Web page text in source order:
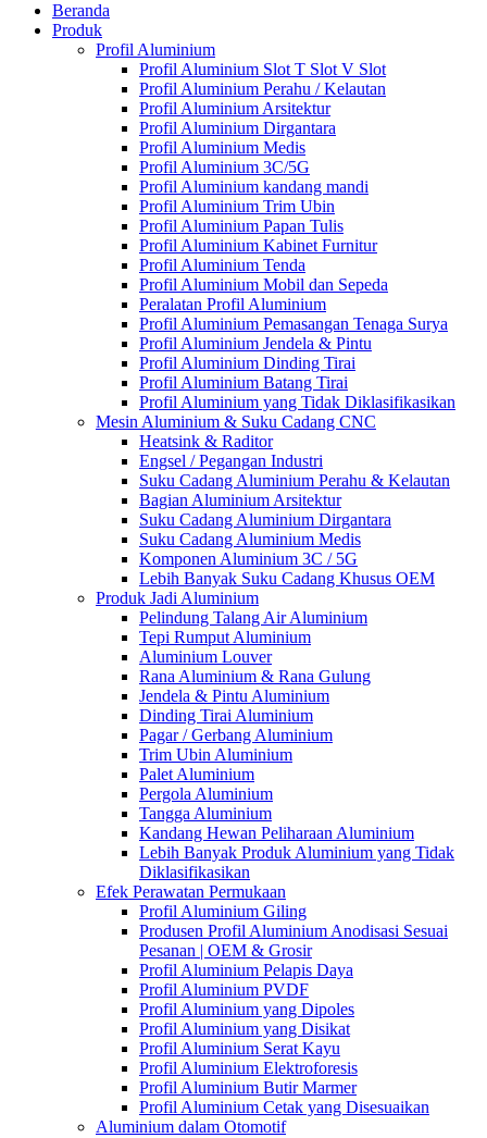
Beranda
Produk
Profil Aluminium
Profil Aluminium Slot T Slot V Slot
Profil Aluminium Perahu / Kelautan
Profil Aluminium Arsitektur
Profil Aluminium Dirgantara
Profil Aluminium Medis
Profil Aluminium 3C/5G
Profil Aluminium kandang mandi
Profil Aluminium Trim Ubin
Profil Aluminium Papan Tulis
Profil Aluminium Kabinet Furnitur
Profil Aluminium Tenda
Profil Aluminium Mobil dan Sepeda
Peralatan Profil Aluminium
Profil Aluminium Pemasangan Tenaga Surya
Profil Aluminium Jendela & Pintu
Profil Aluminium Dinding Tirai
Profil Aluminium Batang Tirai
Profil Aluminium yang Tidak Diklasifikasikan
Mesin Aluminium & Suku Cadang CNC
Heatsink & Raditor
Engsel / Pegangan Industri
Suku Cadang Aluminium Perahu & Kelautan
Bagian Aluminium Arsitektur
Suku Cadang Aluminium Dirgantara
Suku Cadang Aluminium Medis
Komponen Aluminium 3C / 5G
Lebih Banyak Suku Cadang Khusus OEM
Produk Jadi Aluminium
Pelindung Talang Air Aluminium
Tepi Rumput Aluminium
Aluminium Louver
Rana Aluminium & Rana Gulung
Jendela & Pintu Aluminium
Dinding Tirai Aluminium
Pagar / Gerbang Aluminium
Trim Ubin Aluminium
Palet Aluminium
Pergola Aluminium
Tangga Aluminium
Kandang Hewan Peliharaan Aluminium
Lebih Banyak Produk Aluminium yang Tidak
Diklasifikasikan
Efek Perawatan Permukaan
Profil Aluminium Giling
Produsen Profil Aluminium Anodisasi Sesuai
Pesanan | OEM & Grosir
Profil Aluminium Pelapis Daya
Profil Aluminium PVDF
Profil Aluminium yang Dipoles
Profil Aluminium yang Disikat
Profil Aluminium Serat Kayu
Profil Aluminium Elektroforesis
Profil Aluminium Butir Marmer
Profil Aluminium Cetak yang Disesuaikan
Aluminium dalam Otomotif